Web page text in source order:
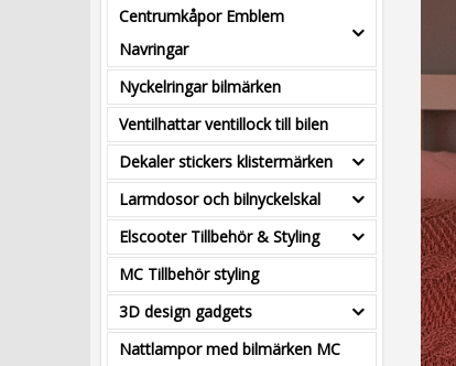
Centrumkåpor Emblem
Navringar
Nyckelringar bilmärken
Ventilhattar ventillock till bilen
Dekaler stickers klistermärken
Larmdosor och bilnyckelskal
Elscooter Tillbehör & Styling
MC Tillbehör styling
3D design gadgets
Nattlampor med bilmärken MC